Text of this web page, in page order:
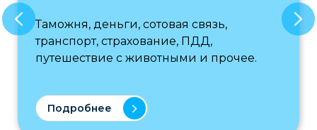
Таможня, деньги, сотовая связь,
транспорт, страхование, ПДД,
путешествие с животными и прочее.
Подробнее